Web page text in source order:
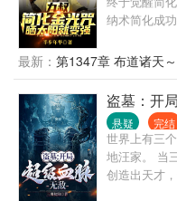
纳术简化成
犹如天书的
叔：看见那
你徒弟给我
要打巅峰赛
碗清水照乾
手执木剑斩
人。 红绳糯
叔又添新
最新： 第1347章 布道诸天
盗墓：开
悬疑 完结
世界上有三
地汪家。 当
创造出天才